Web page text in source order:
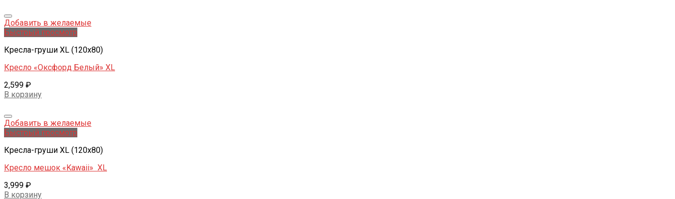
Добавить в желаемые
Быстрый просмотр
Кресла-груши XL (120x80)
Кресло «Оксфорд Белый» XL
2,599 ₽
В корзину
Добавить в желаемые
Быстрый просмотр
Кресла-груши XL (120x80)
Кресло мешок «Kawaii» XL
3,999 ₽
В корзину